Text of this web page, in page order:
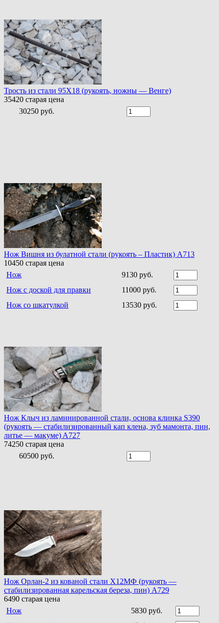
Трость из стали 95Х18 (рукоять, ножны — Венге)
35420 старая цена
30250 руб.
Нож Вишня из булатной стали (рукоять – Пластик) A713
10450 старая цена
Нож
9130 руб.
Нож с доской для правки
11000 руб.
Нож со шкатулкой
13530 руб.
Нож Клыч из ламинированной стали, основа клинка S390
(рукоять — стабилизированный кап клена, зуб мамонта, пин,
литье — макуме) A727
74250 старая цена
60500 руб.
Нож Орлан-2 из кованой стали Х12МФ (рукоять —
стабилизированная карельская береза, пин) A729
6490 старая цена
Нож
5830 руб.